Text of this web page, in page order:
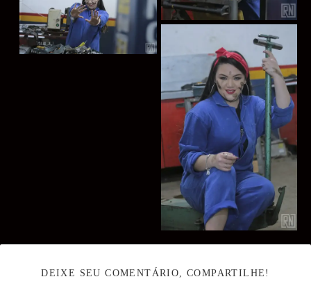
DEIXE SEU COMENTÁRIO, COMPARTILHE!